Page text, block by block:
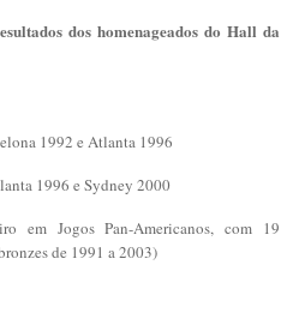
dos homenageados do Hall da
1992 e Atlanta 1996
1996 e Sydney 2000
em Jogos Pan-Americanos, com 19
de 1991 a 2003)